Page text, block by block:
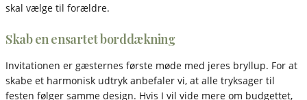
skal vælge til forældre.
Skab en ensartet borddækning
Invitationen er gæsternes første møde med jeres bryllup. For at
skabe et harmonisk udtryk anbefaler vi, at alle tryksager til
festen følger samme design. Hvis I vil vide mere om budgettet,